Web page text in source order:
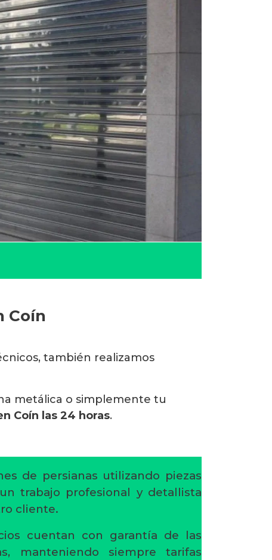
Coín
también realizamos
metálica o simplemente tu
Coín las 24 horas.
de persianas utilizando piezas
trabajo profesional y detallista
cliente.
cuentan con garantía de las
manteniendo siempre tarifas